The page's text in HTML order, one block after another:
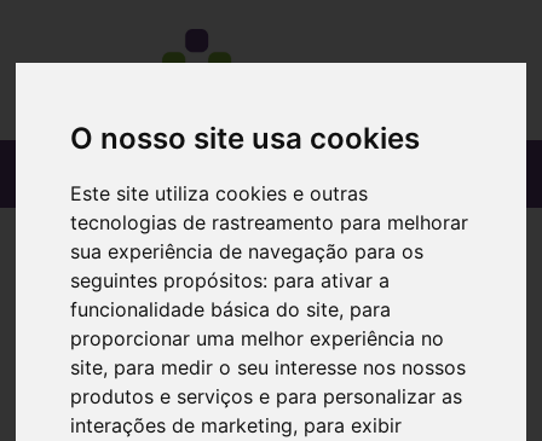
O nosso site usa cookies
Este site utiliza cookies e outras
tecnologias de rastreamento para melhorar
sua experiência de navegação para os
seguintes propósitos: para ativar a
funcionalidade básica do site, para
proporcionar uma melhor experiência no
site, para medir o seu interesse nos nossos
produtos e serviços e para personalizar as
interações de marketing, para exibir